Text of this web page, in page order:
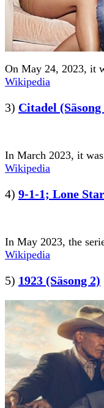
On May 24, 2023, it
Wikipedia
3) Citadel (Säsong
In March 2023, it
Wikipedia
4) 9-1-1; Lone
In May 2023, the
Wikipedia
5) 1923 (Säsong 2)